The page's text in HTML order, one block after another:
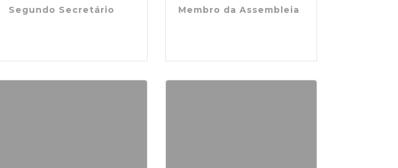
Segundo Secretário Membro da Assembleia